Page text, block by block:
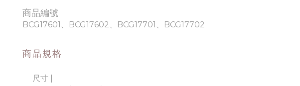
商品編號
BCG17601、BCG17602、BCG17701、BCG17702
商品規格
尺寸 |